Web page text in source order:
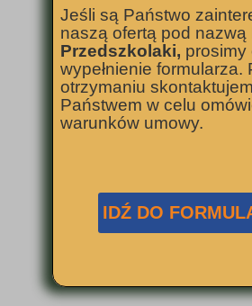
IDŹ DO
Jeśli są Państwo
naszą ofertą pod nazwą
Przedszkolaki, prosimy
wypełnienie formularza.
otrzymaniu
Państwem w celu
warunków umowy.